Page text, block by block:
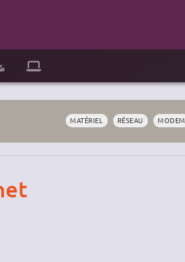
MATÉRIEL RÉSEAU MODEM